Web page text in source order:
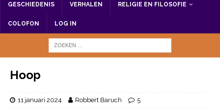
GESCHIEDENIS VERHALEN RELIGIE EN FILOSOFIE
COLOFON LOG IN
Hoop
11 januari 2024 Robbert Baruch 5